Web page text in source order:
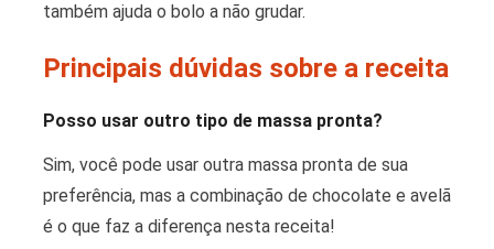
também ajuda o bolo a não grudar.
Principais dúvidas sobre a receita
Posso usar outro tipo de massa pronta?
Sim, você pode usar outra massa pronta de sua
preferência, mas a combinação de chocolate e avelã
é o que faz a diferença nesta receita!